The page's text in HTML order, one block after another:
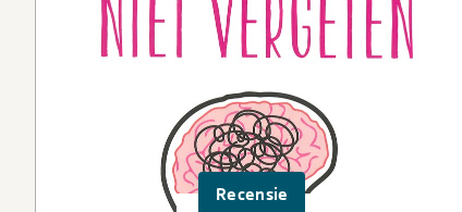
Recensie